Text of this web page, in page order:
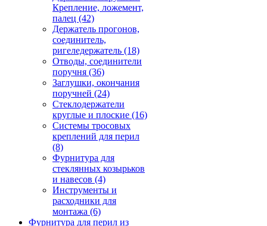
Крепление, ложемент,
палец (42)
Держатель прогонов,
соединитель,
ригеледержатель (18)
Отводы, соединители
поручня (36)
Заглушки, окончания
поручней (24)
Стеклодержатели
круглые и плоские (16)
Системы тросовых
креплений для перил
(8)
Фурнитура для
стеклянных козырьков
и навесов (4)
Инструменты и
расходники для
монтажа (6)
Фурнитура для перил из